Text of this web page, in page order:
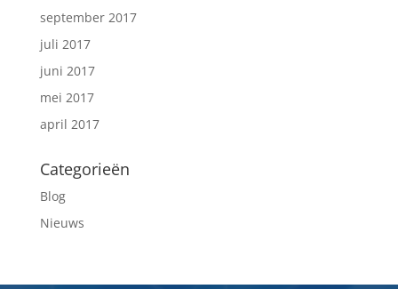
september 2017
juli 2017
juni 2017
mei 2017
april 2017
Categorieën
Blog
Nieuws